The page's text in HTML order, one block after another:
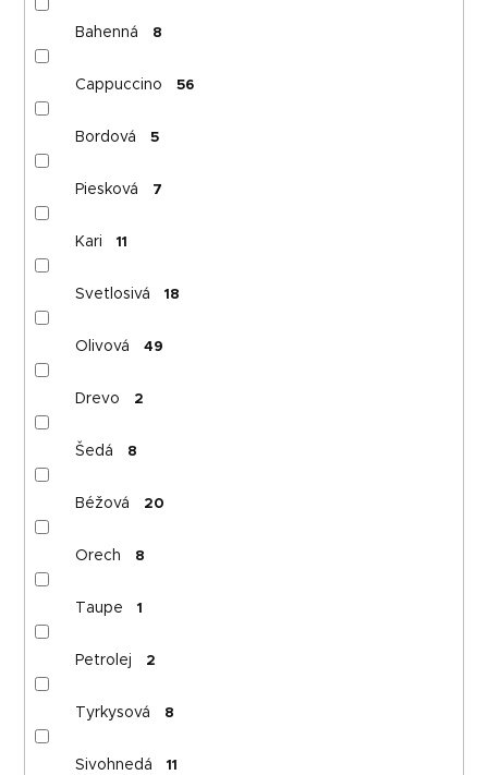
Bahenná 8
Cappuccino 56
Bordová 5
Piesková 7
Kari 11
Svetlosivá 18
Olivová 49
Drevo 2
Šedá 8
Béžová 20
Orech 8
Taupe 1
Petrolej 2
Tyrkysová 8
Sivohnedá 11